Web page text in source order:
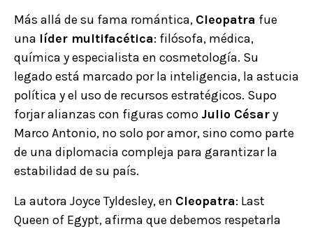
Más allá de su fama romántica, Cleopatra fue
una líder multifacética: filósofa, médica,
química y especialista en cosmetología. Su
legado está marcado por la inteligencia, la astucia
política y el uso de recursos estratégicos. Supo
forjar alianzas con figuras como Julio Césary
Marco Antonio, no solo por amor, sino como parte
de una diplomacia compleja para garantizar la
estabilidad de su país.
La autora Joyce Tyldesley, en Cleopatra: Last
Queen of Egypt, afirma que debemos respetarla